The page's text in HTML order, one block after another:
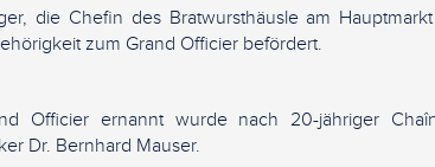
die Chefin des Bratwursthäusle am
zum Grand Officier befördert.
Officier ernannt wurde nach 20-jähriger
Dr. Bernhard Mauser.